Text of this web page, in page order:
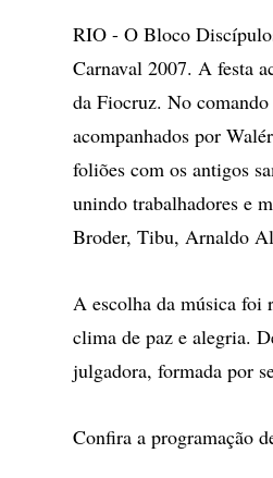
RIO - O Bloco
Carnaval 2007. A festa
da Fiocruz. No
acompanhados por
foliões com os antigos
unindo trabalhadores e
Broder, Tibu, Arnaldo
A escolha da música foi
clima de paz e alegria.
julgadora, formada por
Confira a programação